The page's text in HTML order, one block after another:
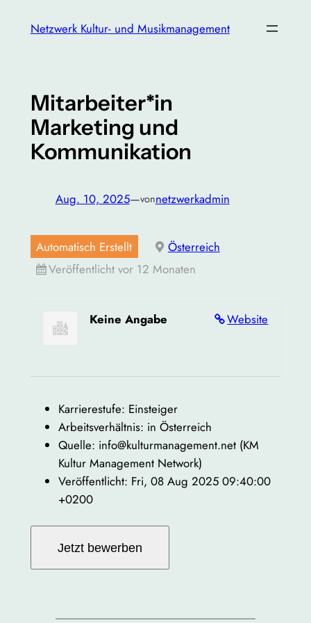
InhaltNetzwerk Kultur- und Musikmanagement
Mitarbeiter*in
Marketing und
Kommunikation
Aug. 10, 2025—vonnetzwerkadmin
Automatisch Erstellt
Österreich
Veröffentlicht vor 12 Monaten
Website
Keine Angabe
Karrierestufe: Einsteiger
Arbeitsverhältnis: in Österreich
Quelle: info@kulturmanagement.net (KM
Kultur Management Network)
Veröffentlicht: Fri, 08 Aug 2025 09:40:00
+0200